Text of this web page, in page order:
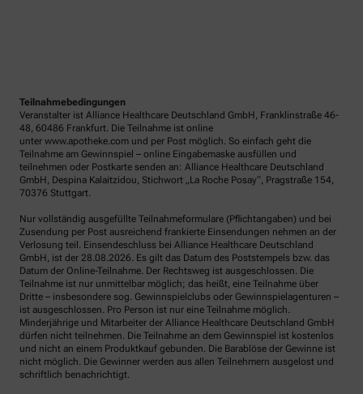
Teilnahmebedingungen
Veranstalter ist Alliance Healthcare Deutschland GmbH, Franklinstraße 46-
48, 60486 Frankfurt. Die Teilnahme ist online
unter www.apotheke.com und per Post möglich. So einfach geht die
Teilnahme am Gewinnspiel – online Eingabemaske ausfüllen und
teilnehmen oder Postkarte senden an: Alliance Healthcare Deutschland
GmbH, Despina Kalaitzidou, Stichwort „La Roche Posay“, Pragstraße 154,
70376 Stuttgart.
Nur vollständig ausgefüllte Teilnahmeformulare (Pflichtangaben) und bei
Zusendung per Post ausreichend frankierte Einsendungen nehmen an der
Verlosung teil. Einsendeschluss bei Alliance Healthcare Deutschland
GmbH, ist der 28.08.2026. Es gilt das Datum des Poststempels bzw. das
Datum der Online-Teilnahme. Der Rechtsweg ist ausgeschlossen. Die
Teilnahme ist nur unmittelbar möglich; das heißt, eine Teilnahme über
Dritte – insbesondere sog. Gewinnspielclubs oder Gewinnspielagenturen –
ist ausgeschlossen. Pro Person ist nur eine Teilnahme möglich.
Minderjährige und Mitarbeiter der Alliance Healthcare Deutschland GmbH
dürfen nicht teilnehmen. Die Teilnahme an dem Gewinnspiel ist kostenlos
und nicht an einem Produktkauf gebunden. Die Barablöse der Gewinne ist
nicht möglich. Die Gewinner werden aus allen Teilnehmern ausgelost und
schriftlich benachrichtigt.